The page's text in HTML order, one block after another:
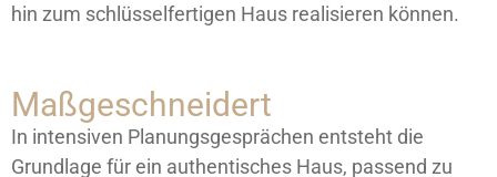
hin zum schlüsselfertigen Haus realisieren können.
Maßgeschneidert
In intensiven Planungsgesprächen entsteht die
Grundlage für ein authentisches Haus, passend zu